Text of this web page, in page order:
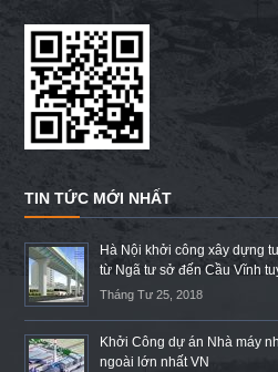
TIN TỨC MỚI NHẤT
Hà Nội khởi công xây dựng
từ Ngã tư sở đến Cầu Vĩnh
Tháng Tư 25, 2018
Khởi Công dự án Nhà máy
ngoài lớn nhất VN